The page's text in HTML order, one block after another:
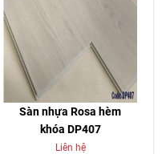
Sàn nhựa Rosa hèm
khóa DP407
Liên hệ